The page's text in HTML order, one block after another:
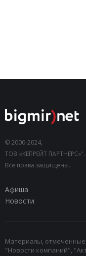
© 2000-2024,
ТОВ «КЕПРЕЙТ ПАРТНЕРС»".
Все права защищены.
Афиша
Новости
Материалы,
"Новости компаний",